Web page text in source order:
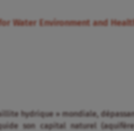
Water Environment and Health
hydrique » mondiale,
son capital naturel